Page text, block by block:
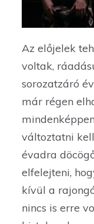
Az előjelek
voltak,
sorozatzáró
már régen
változtatni
évadra
elfelejteni,
kívül a
nincs is erre